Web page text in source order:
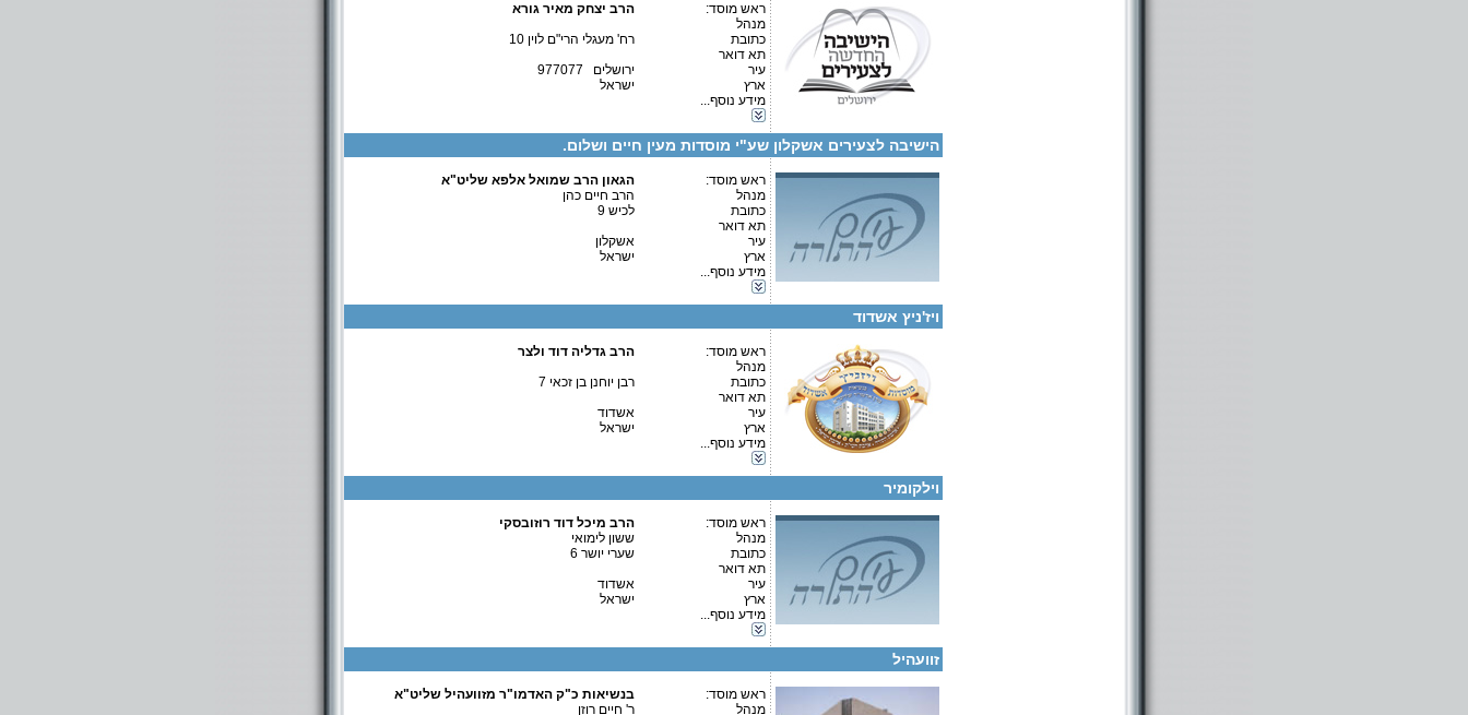
ראש מוסד:
הרב יצחק מאיר גורא
מנהל
כתובת
רח' מעגלי הרי"ם לוין 10
תא דואר
עיר
ירושלים 977077
ארץ
ישראל
מידע נוסף...
איש קשר:
הרב יצחק מאיר גורא
הישיבה לצעירים אשקלון שע"י מוסדות מעין חיים ושלום.
ראש מוסד:
הגאון הרב שמואל אלפא שליט"א
מנהל
הרב חיים כהן
כתובת
לכיש 9
תא דואר
עיר
אשקלון
ארץ
ישראל
מידע נוסף...
טלפון 1:
טלפון 2:
פקס
איש קשר:
הרב שמואל אלפא
קטגוריות:
ויז'ניץ אשדוד
ראש מוסד:
הרב גדליה דוד ולצר
מנהל
כתובת
רבן יוחנן בן זכאי 7
תא דואר
עיר
אשדוד
ארץ
ישראל
מידע נוסף...
פרטים נוספים:
טלפון 1:
טלפון 2:
פקס
מספר עמותה:
איש קשר:
קטגוריות:
ישיבות-ישיבה קטנה
תלמודי תורה-תלמוד תורה
בתי ספר וסמינרים-בית ספר
כוללים-כולל יום שלם
וילקומיר
ראש מוסד:
הרב מיכל דוד רוזובסקי
מנהל
ששון לימואי
כתובת
שערי יושר 6
תא דואר
עיר
אשדוד
ארץ
ישראל
מידע נוסף...
טלפון 1:
טלפון 2:
איש קשר:
ששון לימואי
קטגוריות:
זוועהיל
ראש מוסד:
בנשיאות כ"ק האדמו"ר מזוועהיל שליט"א
מנהל
ר' חיים רוזן
פרטים נוספים:
טלפון 1:
טלפון 2:
פקס
מספר עמותה:
580010577